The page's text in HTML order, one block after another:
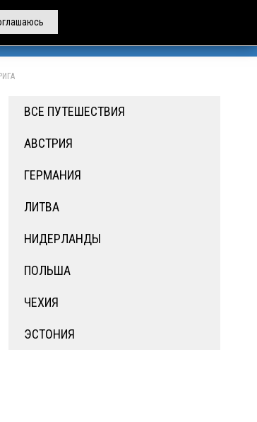
ВСЕ ПУТЕШЕСТВИЯ
АВСТРИЯ
ГЕРМАНИЯ
ЛИТВА
НИДЕРЛАНДЫ
ПОЛЬША
ЧЕХИЯ
ЭСТОНИЯ